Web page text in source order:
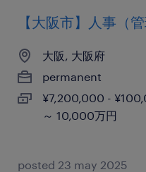
【大阪市】人事（
大阪, 大阪府
permanent
¥7,200,000 -
～ 10,000万円
posted 23 may 2025